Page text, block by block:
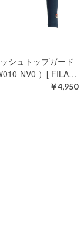
シュトップガード
NV0 ）[ FILA…
￥4,950